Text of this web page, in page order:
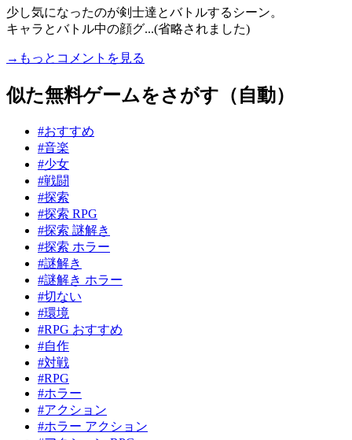
少し気になったのが剣士達とバトルするシーン。
キャラとバトル中の顔グ...(省略されました)
→もっとコメントを見る
似た無料ゲームをさがす（自動）
#おすすめ
#音楽
#少女
#戦闘
#探索
#探索 RPG
#探索 謎解き
#探索 ホラー
#謎解き
#謎解き ホラー
#切ない
#環境
#RPG おすすめ
#自作
#対戦
#RPG
#ホラー
#アクション
#ホラー アクション